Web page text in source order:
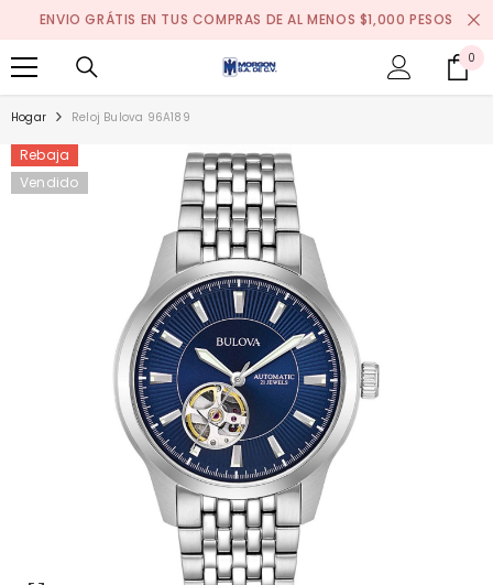
SALTAR AL CONTENIDO
ENVIO GRÁTIS EN TUS COMPRAS DE AL MENOS $1,000 PESOS
0
Hogar Reloj Bulova 96A189
Rebaja
Vendido